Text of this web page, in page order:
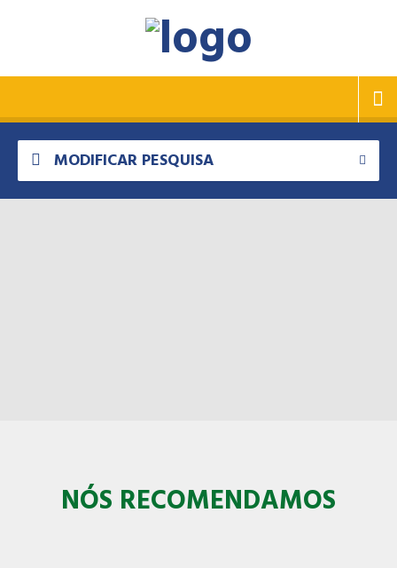
MODIFICAR PESQUISA
NÓS RECOMENDAMOS